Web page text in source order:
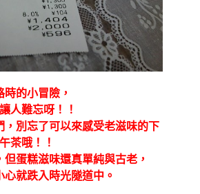
時的小冒險，
人難忘呀！！
，別忘了可以來感受老滋味的下
午茶哦！！
蛋糕滋味還真單純與古老，
心就跌入時光隧道中。